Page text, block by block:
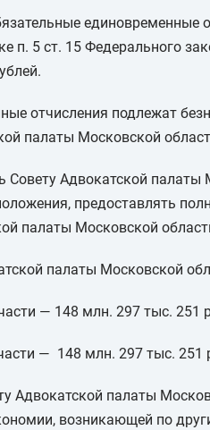
п. 5 ст. 15 Федерального
отчисления подлежат
палаты Московской
Совету Адвокатской
предоставлять
палаты Московской
палаты Московской
— 148 млн. 297 тыс. 251
— 148 млн. 297 тыс. 251
Адвокатской палаты
возникающей по